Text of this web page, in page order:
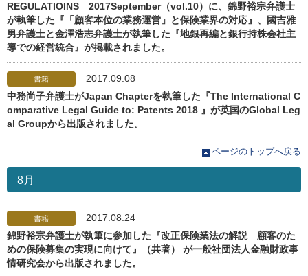
REGULATIOINS 2017September（vol.10）に、錦野裕宗弁護士
が執筆した『「顧客本位の業務運営」と保険業界の対応』、國吉雅
男弁護士と金澤浩志弁護士が執筆した『地銀再編と銀行持株会社主
導での経営統合』が掲載されました。
書籍
2017.09.08
中務尚子弁護士がJapan Chapterを執筆した『The International C
omparative Legal Guide to: Patents 2018 』が英国のGlobal Leg
al Groupから出版されました。
ページのトップへ戻る
8月
書籍
2017.08.24
錦野裕宗弁護士が執筆に参加した『改正保険業法の解説 顧客のた
めの保険募集の実現に向けて』（共著） が一般社団法人金融財政事
情研究会から出版されました。